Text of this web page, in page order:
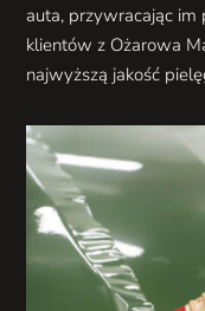
auta, przywracając im
klientów z Ożarowa
najwyższą jakość